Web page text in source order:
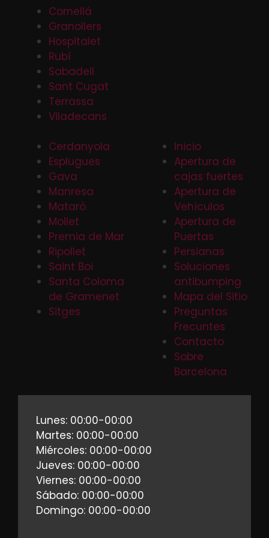
Cornellá
Granollers
Hospitalet
Rubí
Sabadell
Sant Cugat
Terrassa
Viladecans
Cerdanyola
Esplugues
Gava
Manresa
Mataró
Mollet
Premia de Mar
Ripollet
Saint Boi
Santa Coloma
de Gramenet
Sitges
Inicio
Apertura de
cajas fuertes
Apertura de
Vehículos
Apertura de
Puertas
Persianas
Soluciones
antibumping
Mapa del Sitio
Preguntas
Frecuntes
Contacto
Sobre
Barcelona
Lunes: 00:00-00:00
Martes: 00:00-00:00
Miércoles: 00:00-00:00
Jueves: 00:00-00:00
Viernes: 00:00-00:00
Sábado: 00:00-00:00
Domingo: 00:00-00:00